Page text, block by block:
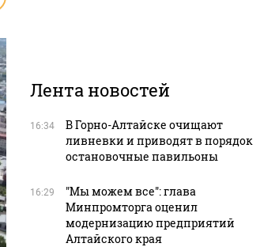
Лента новостей
16:34
В Горно-Алтайске очищают
ливневки и приводят в порядок
остановочные павильоны
16:29
"Мы можем все": глава
Минпромторга оценил
модернизацию предприятий
Алтайского края